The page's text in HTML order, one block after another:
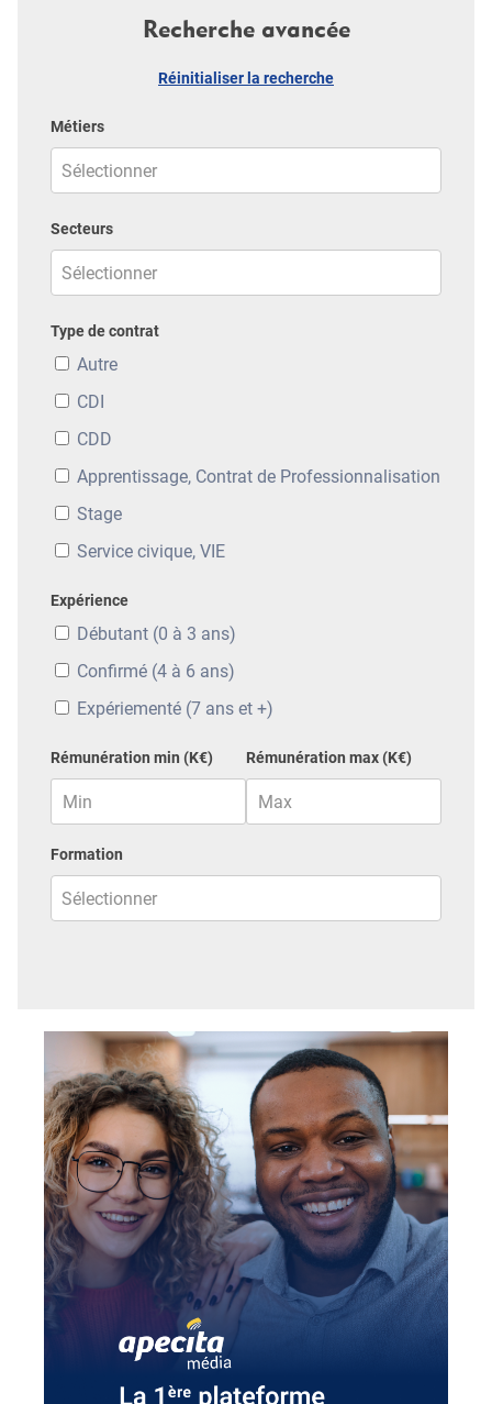
Recherche avancée
Réinitialiser la recherche
Métiers
Secteurs
Type de contrat
Autre
CDI
CDD
Apprentissage, Contrat de Professionnalisation
Stage
Service civique, VIE
Expérience
Débutant (0 à 3 ans)
Confirmé (4 à 6 ans)
Expériementé (7 ans et +)
Rémunération min (K€) Rémunération max (K€)
Formation